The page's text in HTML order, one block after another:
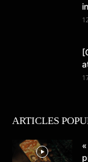
ARTICLES